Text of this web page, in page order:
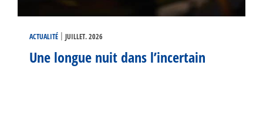
ACTUALITÉ | JUILLET. 2026
Une longue nuit dans l’incertain